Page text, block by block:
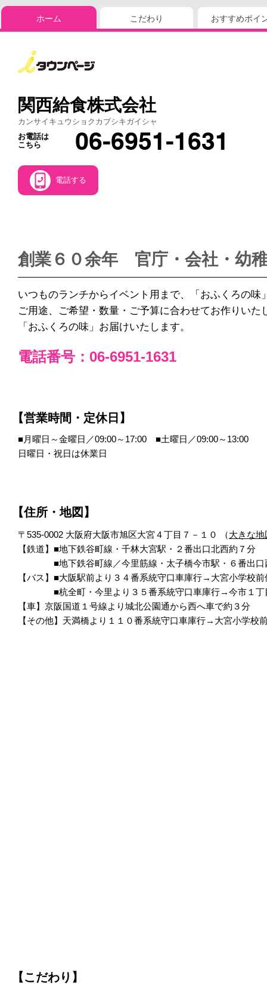
ホーム こだわり おすすめポイ
関西給食株式会社
カンサイキュウショクカブシキガイシャ
お電話は
こちら
06-6951-1631
電話する
創業６０余年 官庁・会社・幼
いつものランチからイベント用まで、「おふくろの
ご用途、ご希望・数量・ご予算に合わせてお作りいた
「おふくろの味」お届けいたします。
電話番号：06-6951-1631
【営業時間・定休日】
■月曜日～金曜日／09:00～17:00 ■土曜日／09:00～13:00
日曜日・祝日は休業日
【住所・地図】
〒535-0002 大阪府大阪市旭区大宮４丁目７－１０ （大きな
【鉄道】■地下鉄谷町線・千林大宮駅・２番出口北西約７分
■地下鉄谷町線／今里筋線・太子橋今市駅・６番出口
【バス】■大阪駅前より３４番系統守口車庫行→大宮小学校
■杭全町・今里より３５番系統守口車庫行→今市１丁目
【車】京阪国道１号線より城北公園通から西へ車で約３分
【その他】天満橋より１１０番系統守口車庫行→大宮小学校
【こだわり】